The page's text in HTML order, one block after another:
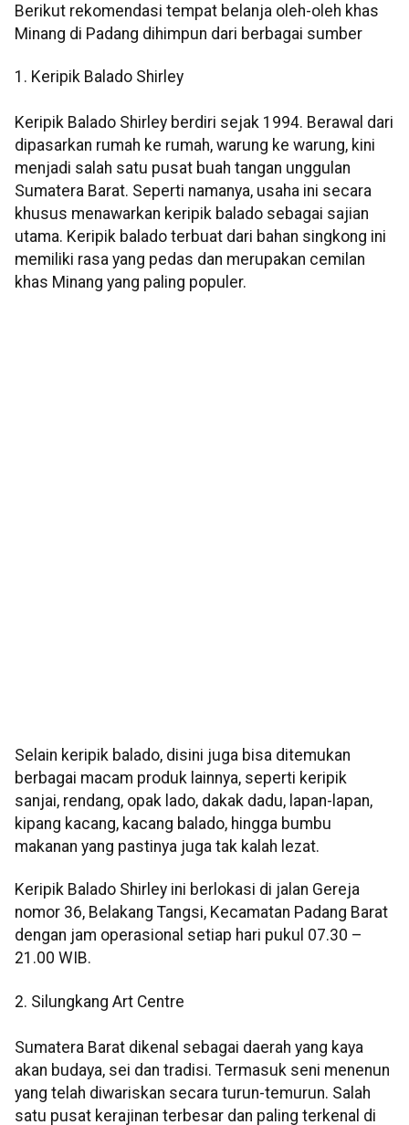
Berikut rekomendasi tempat belanja oleh-oleh khas
Minang di Padang dihimpun dari berbagai sumber
1. Keripik Balado Shirley
Keripik Balado Shirley berdiri sejak 1994. Berawal dari
dipasarkan rumah ke rumah, warung ke warung, kini
menjadi salah satu pusat buah tangan unggulan
Sumatera Barat. Seperti namanya, usaha ini secara
khusus menawarkan keripik balado sebagai sajian
utama. Keripik balado terbuat dari bahan singkong ini
memiliki rasa yang pedas dan merupakan cemilan
khas Minang yang paling populer.
Selain keripik balado, disini juga bisa ditemukan
berbagai macam produk lainnya, seperti keripik
sanjai, rendang, opak lado, dakak dadu, lapan-lapan,
kipang kacang, kacang balado, hingga bumbu
makanan yang pastinya juga tak kalah lezat.
Keripik Balado Shirley ini berlokasi di jalan Gereja
nomor 36, Belakang Tangsi, Kecamatan Padang Barat
dengan jam operasional setiap hari pukul 07.30 –
21.00 WIB.
2. Silungkang Art Centre
Sumatera Barat dikenal sebagai daerah yang kaya
akan budaya, sei dan tradisi. Termasuk seni menenun
yang telah diwariskan secara turun-temurun. Salah
satu pusat kerajinan terbesar dan paling terkenal di